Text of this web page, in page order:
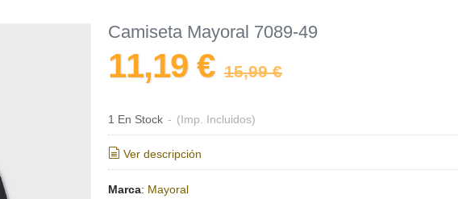
Camiseta Mayoral 7089-49
11,19 € 15,99 €
1 En Stock - (Imp. Incluidos)
Ver descripción
Marca: Mayoral